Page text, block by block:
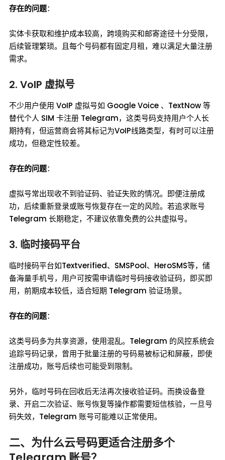
存在的问题：
实体卡获取和维护成本较高，跨境购买和邮寄途径十分受限，
后续管理繁琐。且每个号码都有固定月租，难以满足大量注册
需求。
2. VoIP 虚拟号
不少用户使用 VoIP 虚拟号如 Google Voice 、TextNow 等
替代个人 SIM 卡注册 Telegram，这类号码支持用户个人长
期持有，但运营商会将其标记为VoIP线路类型，有时可以注册
成功，但稳定性较差。
存在的问题：
虚拟号常出现收不到验证码、验证失败的情况。即便注册成
功，后续重新登录或账号恢复存在一定的风险。若追求账号
Telegram 长期稳定，不建议依靠免费的公共虚拟号。
3. 临时接码平台
临时接码平台如Textverified、SMSPool、HeroSMS等，储
备海量手机号，用户可按需申请临时号码接收验证码，即买即
用，前期成本较低，适合短期 Telegram 验证场景。
存在的问题：
这类号码多为共享资源，使用混乱。Telegram 的风控系统会
追踪号码记录，曾用于批量注册的号码易被标记和屏蔽，即使
注册成功，账号后续也可能受到限制。
另外，临时号码在回收后无法再次接收验证码。而换设备登
录、开启二次验证、账号恢复等操作都需要短信核验，一旦号
码失效，Telegram 账号可能难以正常使用。
二、为什么云号码更适合注册多个